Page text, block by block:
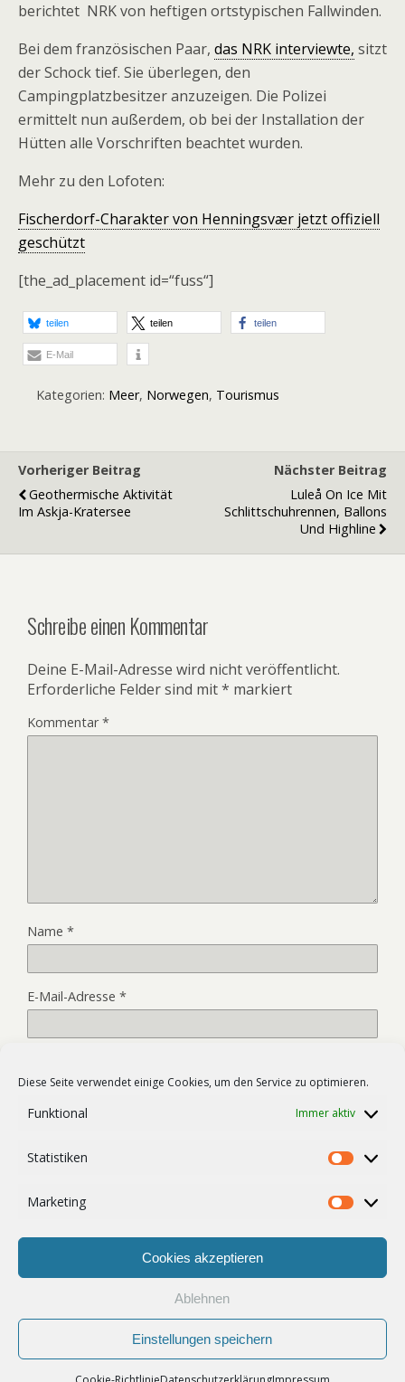
Diese Seite verwendet einige Cookies, um den Service zu optimieren.
Funktional Immer aktiv
Statistiken
Marketing
Cookies akzeptieren
Ablehnen
Einstellungen speichern
berichtet NRK von heftigen ortstypischen Fallwinden.
Bei dem französischen Paar, das NRK interviewte, sitzt
der Schock tief. Sie überlegen, den
Campingplatzbesitzer anzuzeigen. Die Polizei
ermittelt nun außerdem, ob bei der Installation der
Hütten alle Vorschriften beachtet wurden.
Mehr zu den Lofoten:
Fischerdorf-Charakter von Henningsvær jetzt offiziell
geschützt
[the_ad_placement id=“fuss“]
teilen teilen teilen
E-Mail
Kategorien: Meer, Norwegen, Tourismus
Vorheriger Beitrag
Geothermische Aktivität
Im Askja-Kratersee
Nächster Beitrag
Luleå On Ice Mit
Schlittschuhrennen, Ballons
Und Highline
Schreibe einen Kommentar
Deine E-Mail-Adresse wird nicht veröffentlicht.
Erforderliche Felder sind mit* markiert
Kommentar*
Name *
E-Mail-Adresse *
meinen nächsten Kommentar speichern.
Zum Seitenanfang
Mobil Desktop